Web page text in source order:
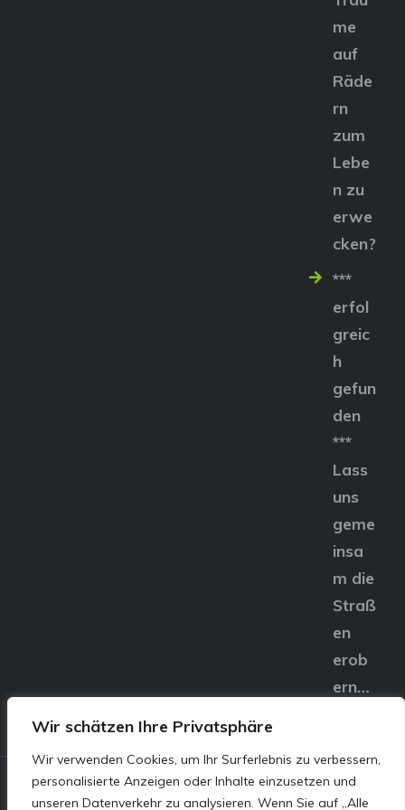
Wir schätzen Ihre Privatsphäre
Wir verwenden Cookies, um Ihr Surferlebnis zu verbessern,
personalisierte Anzeigen oder Inhalte einzusetzen und
unseren Datenverkehr zu analysieren. Wenn Sie auf „Alle
me
auf
Räde
rn
zum
Lebe
n zu
erwe
cken?
***
erfol
greic
h
gefun
den
***
Lass
uns
geme
insa
m die
Straß
en
erob
ern…
© E&S Motors GmbH,